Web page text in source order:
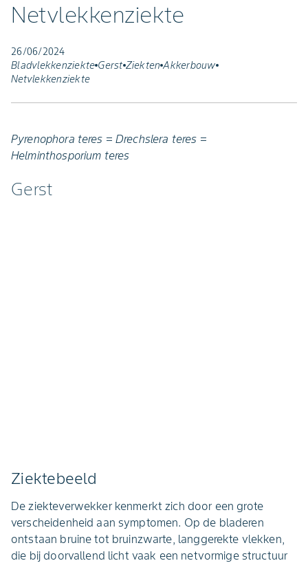
Netvlekkenziekte
26/06/2024
Bladvlekkenziekte Gerst Ziekten Akkerbouw
Netvlekkenziekte
Pyrenophora teres = Drechslera teres =
Helminthosporium teres
Gerst
Ziektebeeld
De ziekteverwekker kenmerkt zich door een grote
verscheidenheid aan symptomen. Op de bladeren
ontstaan bruine tot bruinzwarte, langgerekte vlekken,
die bij doorvallend licht vaak een netvormige structuur